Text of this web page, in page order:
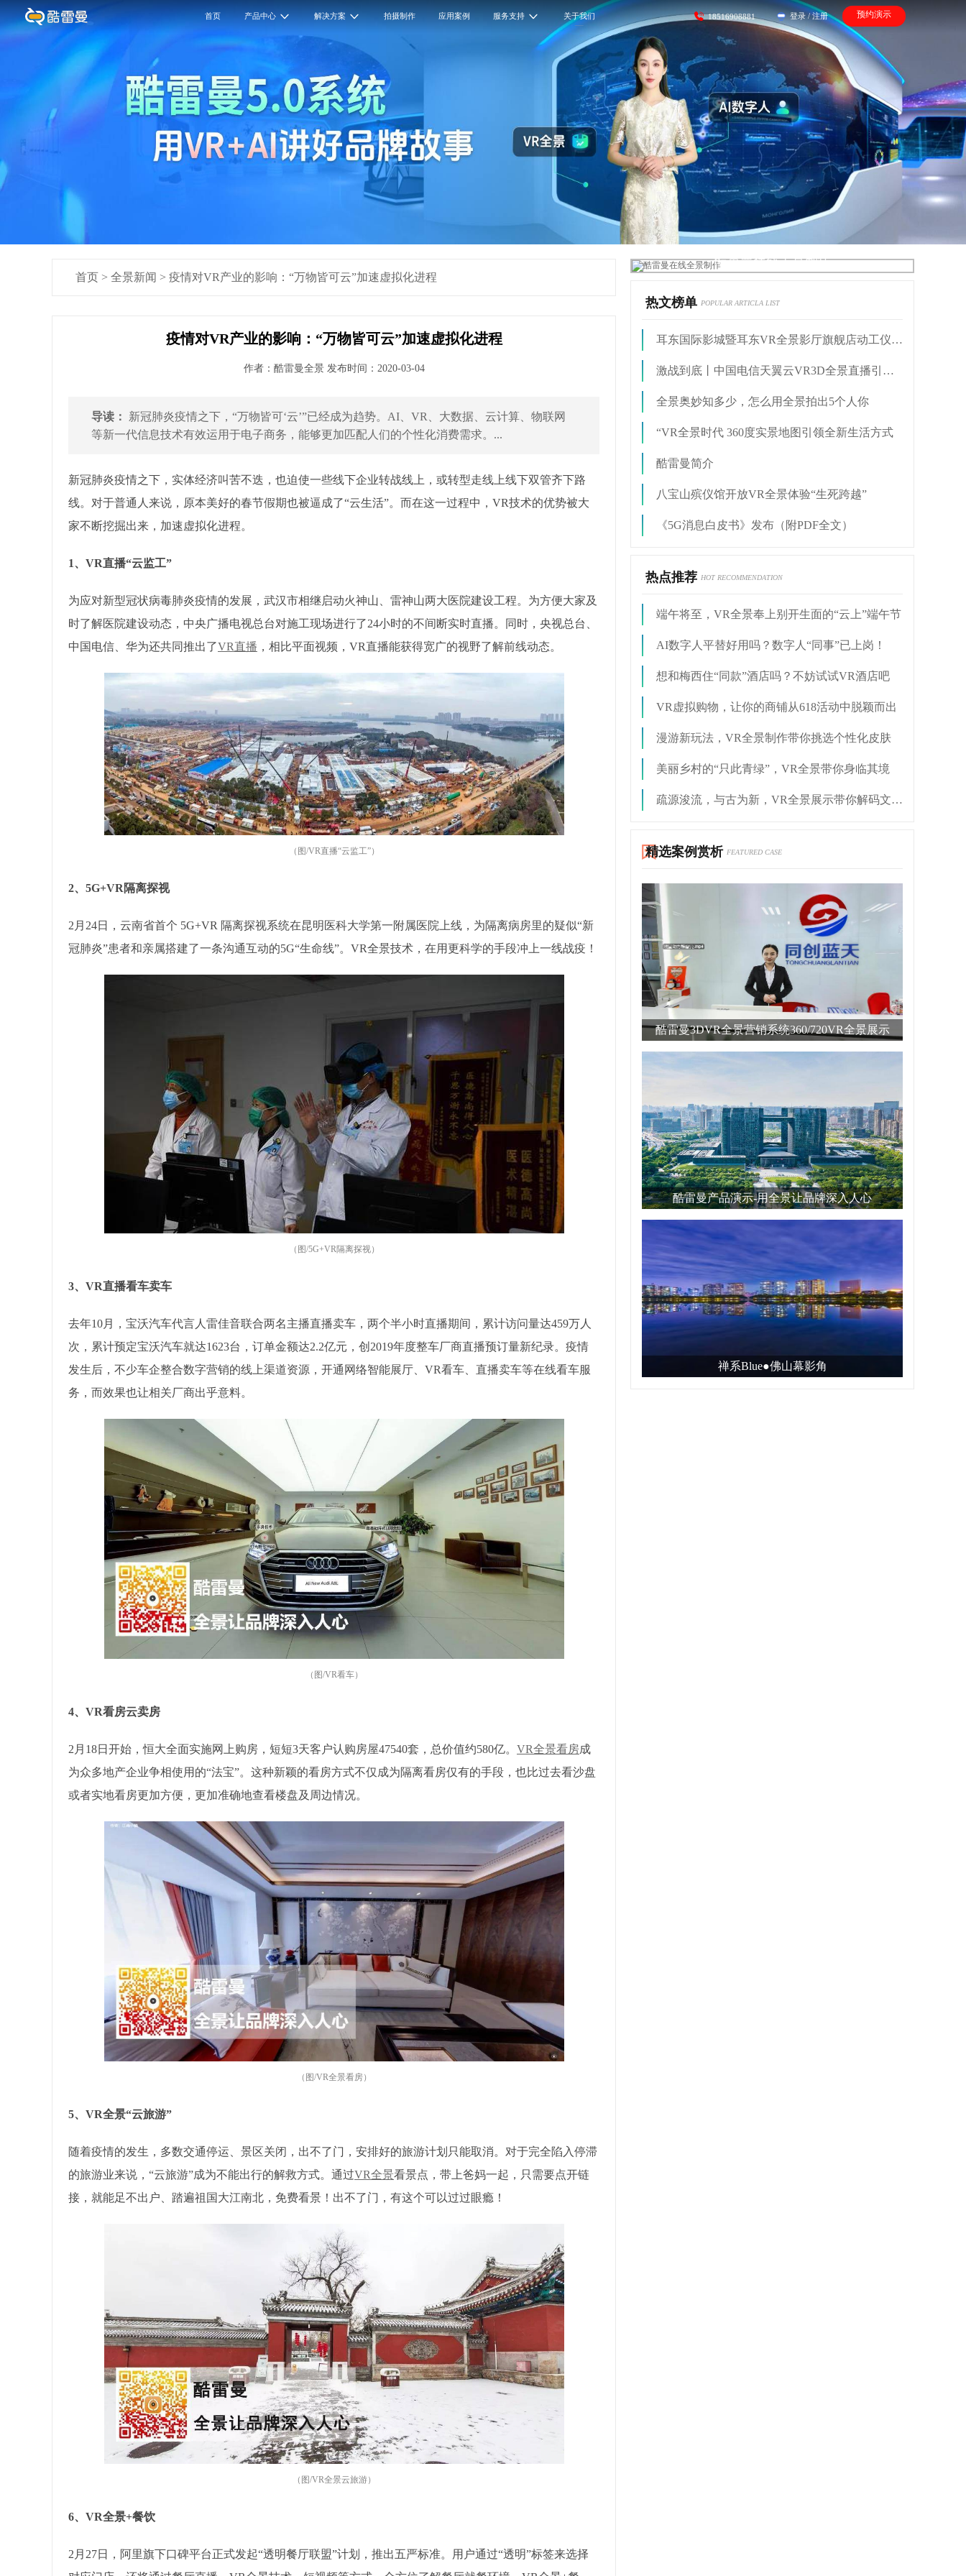
首页 产品中心 解决方案 拍摄制作 应用案例 服务支持 关于我们 18516908881 登录 / 注册 预约演示
首页 > 全景新闻 > 疫情对VR产业的影响：“万物皆可云”加速虚拟化进程
疫情对VR产业的影响：“万物皆可云”加速虚拟化进程
作者：酷雷曼全景 发布时间：2020-03-04
导读：
新冠肺炎疫情之下，“万物皆可‘云’”已经成为趋势。AI、VR、大数据、云计算、物联网
等新一代信息技术有效运用于电子商务，能够更加匹配人们的个性化消费需求。...
新冠肺炎疫情之下，实体经济叫苦不迭，也迫使一些线下企业转战线上，或转型走线上线下双管齐下路
线。对于普通人来说，原本美好的春节假期也被逼成了“云生活”。而在这一过程中，VR技术的优势被大
家不断挖掘出来，加速虚拟化进程。
1、VR直播“云监工”
为应对新型冠状病毒肺炎疫情的发展，武汉市相继启动火神山、雷神山两大医院建设工程。为方便大家及
时了解医院建设动态，中央广播电视总台对施工现场进行了24小时的不间断实时直播。同时，央视总台、
中国电信、华为还共同推出了VR直播 ，相比平面视频，VR直播能获得宽广的视野了解前线动态。
（ 图/VR直播“云监工”）
2、5G+VR隔离探视
2月24日，云南省首个 5G+VR 隔离探视系统在昆明医科大学第一附属医院上线，为隔离病房里的疑似“新
冠肺炎”患者和亲属搭建了一条沟通互动的5G“生命线”。VR全景技术，在用更科学的手段冲上一线战疫！
（图/5G+VR隔离探视）
3、VR直播看车卖车
去年10月，宝沃汽车代言人雷佳音联合两名主播直播卖车，两个半小时直播期间，累计访问量达459万人
次，累计预定宝沃汽车就达1623台，订单金额达2.2亿元，创2019年度整车厂商直播预订量新纪录。疫情
发生后，不少车企整合数字营销的线上渠道资源，开通网络智能展厅、VR看车、直播卖车等在线看车服
务，而效果也让相关厂商出乎意料。
（图/VR看车）
4、VR看房云卖房
2月18日开始，恒大全面实施网上购房，短短3天客户认购房屋47540套，总价值约580亿。 VR全景看房成
为众多地产企业争相使用的“法宝”。这种新颖的看房方式不仅成为隔离看房仅有的手段，也比过去看沙盘
或者实地看房更加方便，更加准确地查看楼盘及周边情况。
（图/VR全景看房）
5、VR全景“云旅游”
随着疫情的发生，多数交通停运、景区关闭，出不了门，安排好的旅游计划只能取消。对于完全陷入停滞
的旅游业来说，“云旅游”成为不能出行的解救方式。通过VR全景看景点，带上爸妈一起，只需要点开链
接，就能足不出户、踏遍祖国大江南北，免费看景！出不了门，有这个可以过过眼瘾！
（图/VR全景云旅游）
6、VR全景+餐饮
2月27日，阿里旗下口碑平台正式发起“透明餐厅联盟”计划，推出五严标准。用户通过“透明”标签来选择
酷雷曼在线全景制作
热文榜单 POPULAR ARTICLA LIST
耳东国际影城暨耳东VR全景影厅旗舰店动工仪式盛大举行
激战到底丨中国电信天翼云VR3D全景直播引燃拳击热火
全景奥妙知多少，怎么用全景拍出5个人你
“VR全景时代 360度实景地图引领全新生活方式
酷雷曼简介
八宝山殡仪馆开放VR全景体验“生死跨越”
《5G消息白皮书》发布（附PDF全文）
热点推荐 HOT RECOMMENDATION
端午将至，VR全景奉上别开生面的“云上”端午节
AI数字人平替好用吗？数字人“同事”已上岗！
想和梅西住“同款”酒店吗？不妨试试VR酒店吧
VR虚拟购物，让你的商铺从618活动中脱颖而出
漫游新玩法，VR全景制作带你挑选个性化皮肤
美丽乡村的“只此青绿”，VR全景带你身临其境
疏源浚流，与古为新，VR全景展示带你解码文化自信
精选案例赏析 FEATURED CASE
酷雷曼3DVR全景营销系统360/720VR全景展示
酷雷曼产品演示-用全景让品牌深入人心
禅系Blue●佛山幕影角